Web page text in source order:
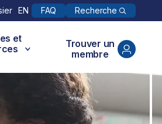
EN FAQ Recherche
et
Trouver un
membre